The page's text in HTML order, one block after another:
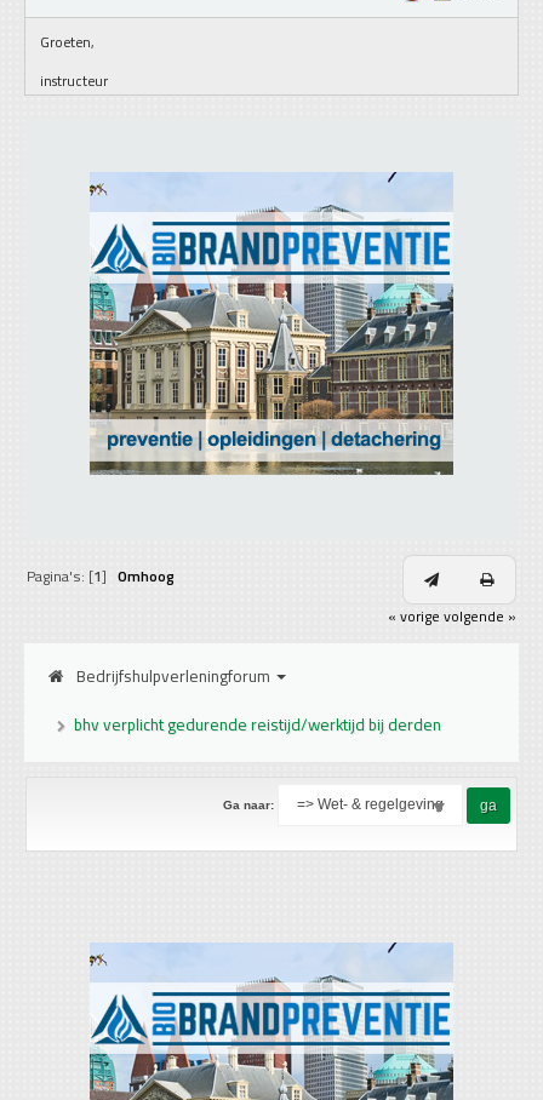
Groeten,
instructeur
Pagina's: [1]Omhoog
« vorige volgende »
Bedrijfshulpverleningforum
bhv verplicht gedurende reistijd/werktijd bij derden
Ga naar: